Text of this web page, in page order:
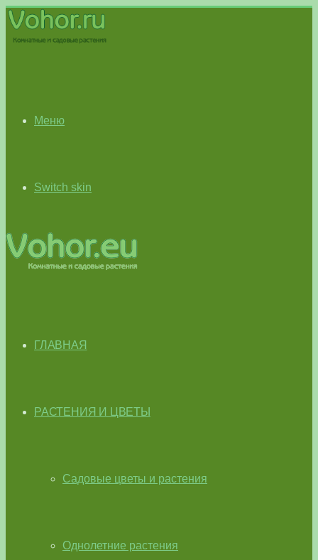
Меню
Switch skin
ГЛАВНАЯ
РАСТЕНИЯ И ЦВЕТЫ
Садовые цветы и растения
Однолетние растения